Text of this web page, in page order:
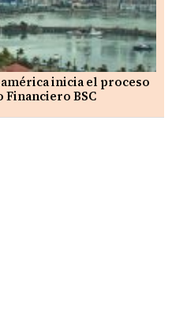
inicia el proceso
Financiero BSC